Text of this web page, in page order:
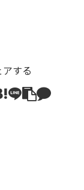
アする